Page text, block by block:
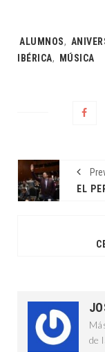
Tags:
ALUMNOS,
IBÉRICA, MÚSICA
de